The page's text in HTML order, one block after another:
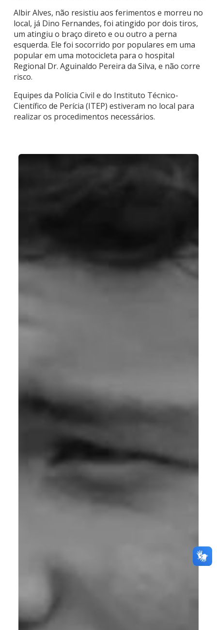
Albir Alves, não resistiu aos ferimentos e morreu no
local, já Dino Fernandes, foi atingido por dois tiros,
um atingiu o braço direto e ou outro a perna
esquerda. Ele foi socorrido por populares em uma
popular em uma motocicleta para o hospital
Regional Dr. Aguinaldo Pereira da Silva, e não corre
risco.
Equipes da Polícia Civil e do Instituto Técnico-
Científico de Perícia (ITEP) estiveram no local para
realizar os procedimentos necessários.